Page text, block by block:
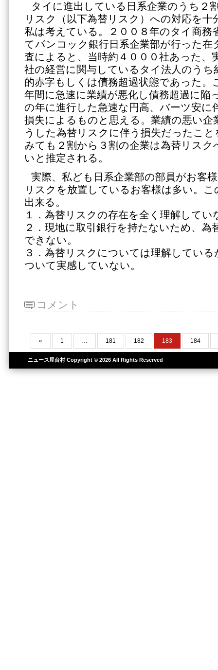
タイに進出している日系企業のうち２
リスク（以下為替リスク）への対応を
私は考えている。２００８年のタイ商務
てバンコック銀行日系企業部が行った在
査によると、当時約４０００社あった、
社の経営に関与しているタイ法人のうち
的赤字もしくは債務超過状態であった。
年間に急速に業績が悪化し債務超過に陥
の年に進行した急速な円高、バーツ安に
損失によるものと思える。業績の悪い企
うした為替リスクに伴う損失だったこ
みても２割から３割の企業は為替リスク
いと推定される。
実際、私ども日系企業部の部員がお客
リスクを放置しているお客様は多い。
出来る。
１．為替リスクの存在を全く理解してい
２．現地に取引銀行を持たないため、
できない。
３．為替リスクについては理解してい
ついて実感していない。
コメント
« 1 181 182 183 184
ニュース屋台村Copyright © 2026 All Rights Reserved